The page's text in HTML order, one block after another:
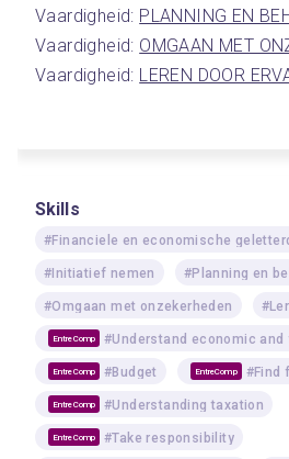
Vaardigheid: PLANNING EN
Vaardigheid: OMGAAN MET
Vaardigheid: LEREN DOOR
Skills
#Financiele en economische
#Initiatief nemen #Planning en
#Omgaan met onzekerheden
EntreComp #Understand economic
EntreComp #Budget EntreComp #Find
EntreComp #Understanding taxation
EntreComp #Take responsibility